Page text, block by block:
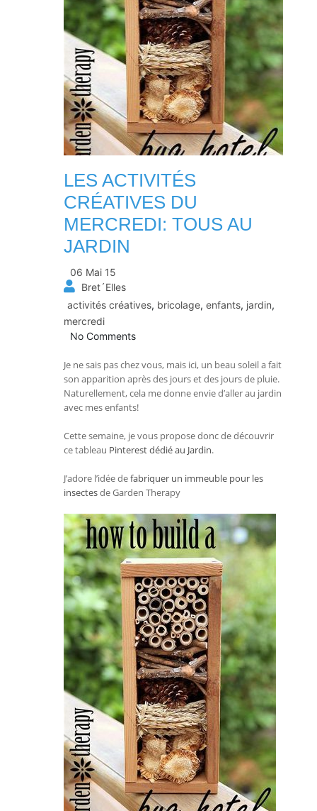
LES ACTIVITÉS
CRÉATIVES DU
MERCREDI: TOUS AU
JARDIN
06 Mai 15
Bret´Elles
activités créatives, bricolage, enfants, jardin,
mercredi
No Comments
Je ne sais pas chez vous, mais ici, un beau soleil a fait
son apparition après des jours et des jours de pluie.
Naturellement, cela me donne envie d’aller au jardin
avec mes enfants!
Cette semaine, je vous propose donc de découvrir
ce tableau Pinterest dédié au Jardin.
J’adore l’idée defabriquer un immeuble pour les
insectesde Garden Therapy